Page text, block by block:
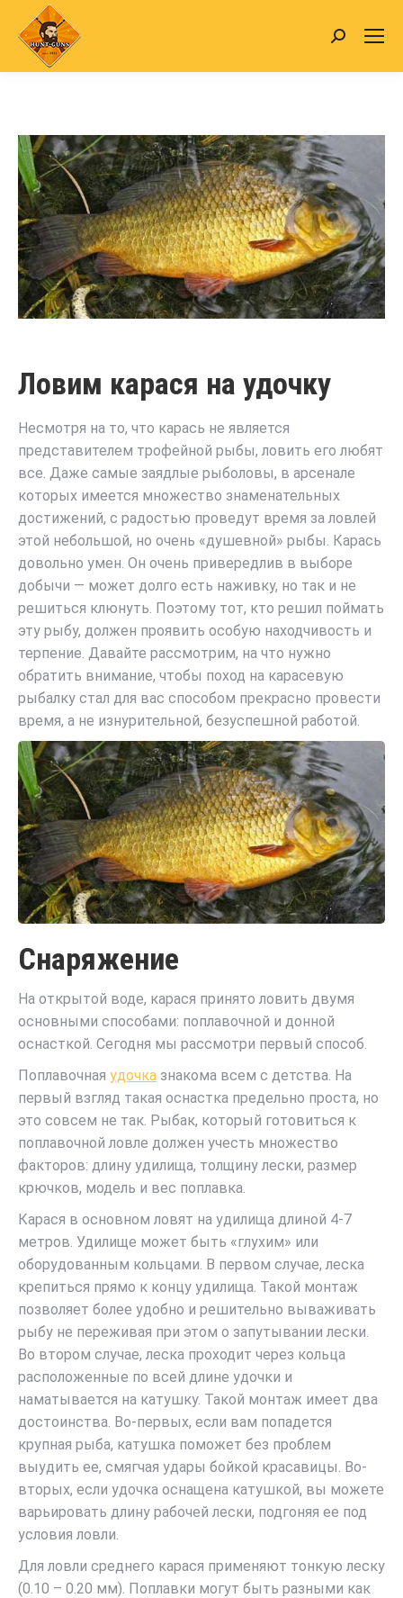
Search:
Ловим карася на удочку
Несмотря на то, что карась не является
представителем трофейной рыбы, ловить его любят
все. Даже самые заядлые рыболовы, в арсенале
которых имеется множество знаменательных
достижений, с радостью проведут время за ловлей
этой небольшой, но очень «душевной» рыбы. Карась
довольно умен. Он очень привередлив в выборе
добычи — может долго есть наживку, но так и не
решиться клюнуть. Поэтому тот, кто решил поймать
эту рыбу, должен проявить особую находчивость и
терпение. Давайте рассмотрим, на что нужно
обратить внимание, чтобы поход на карасевую
рыбалку стал для вас способом прекрасно провести
время, а не изнурительной, безуспешной работой.
Снаряжение
На открытой воде, карася принято ловить двумя
основными способами: поплавочной и донной
оснасткой. Сегодня мы рассмотри первый способ.
Поплавочная удочка знакома всем с детства. На
первый взгляд такая оснастка предельно проста, но
это совсем не так. Рыбак, который готовиться к
поплавочной ловле должен учесть множество
факторов: длину удилища, толщину лески, размер
крючков, модель и вес поплавка.
Карася в основном ловят на удилища длиной 4-7
метров. Удилище может быть «глухим» или
оборудованным кольцами. В первом случае, леска
крепиться прямо к концу удилища. Такой монтаж
позволяет более удобно и решительно вываживать
рыбу не переживая при этом о запутывании лески.
Во втором случае, леска проходит через кольца
расположенные по всей длине удочки и
наматывается на катушку. Такой монтаж имеет два
достоинства. Во-первых, если вам попадется
крупная рыба, катушка поможет без проблем
выудить ее, смягчая удары бойкой красавицы. Во-
вторых, если удочка оснащена катушкой, вы можете
варьировать длину рабочей лески, подгоняя ее под
условия ловли.
Для ловли среднего карася применяют тонкую леску
(0.10 – 0.20 мм). Поплавки могут быть разными как